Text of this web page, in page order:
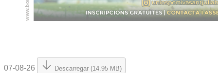
07-08-26 Descarregar (14.95 MB)